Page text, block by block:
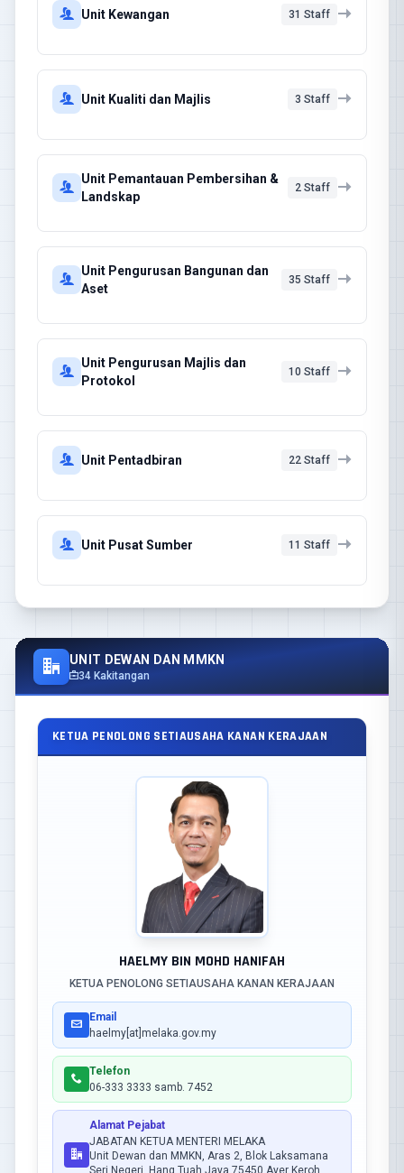
Unit Kewangan 31 Staff
Unit Kualiti dan Majlis 3 Staff
Unit Pemantauan Pembersihan &
Landskap
2 Staff
Unit Pengurusan Bangunan dan
Aset
35 Staff
Unit Pengurusan Majlis dan
Protokol
10 Staff
Unit Pentadbiran 22 Staff
Unit Pusat Sumber 11 Staff
UNIT DEWAN DAN MMKN
34 Kakitangan
KETUA PENOLONG SETIAUSAHA KANAN KERAJAAN
HAELMY BIN MOHD HANIFAH
KETUA PENOLONG SETIAUSAHA KANAN KERAJAAN
Email
haelmy[at]melaka.gov.my
Telefon
06-333 3333 samb. 7452
Alamat Pejabat
JABATAN KETUA MENTERI MELAKA
Unit Dewan dan MMKN, Aras 2, Blok Laksamana
Seri Negeri, Hang Tuah Jaya 75450 Ayer Keroh,